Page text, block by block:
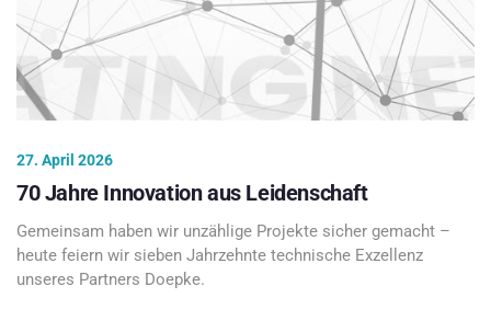
27. April 2026
70 Jahre Innovation aus Leidenschaft
Gemeinsam haben wir unzählige Projekte sicher gemacht –
heute feiern wir sieben Jahrzehnte technische Exzellenz
unseres Partners Doepke.